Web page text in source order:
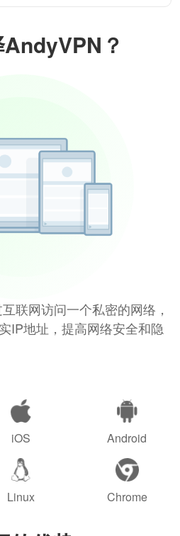
？
联网访问一个私密的网络，
IP地址，提高网络安全和隐
iOS Android
Linux Chrome